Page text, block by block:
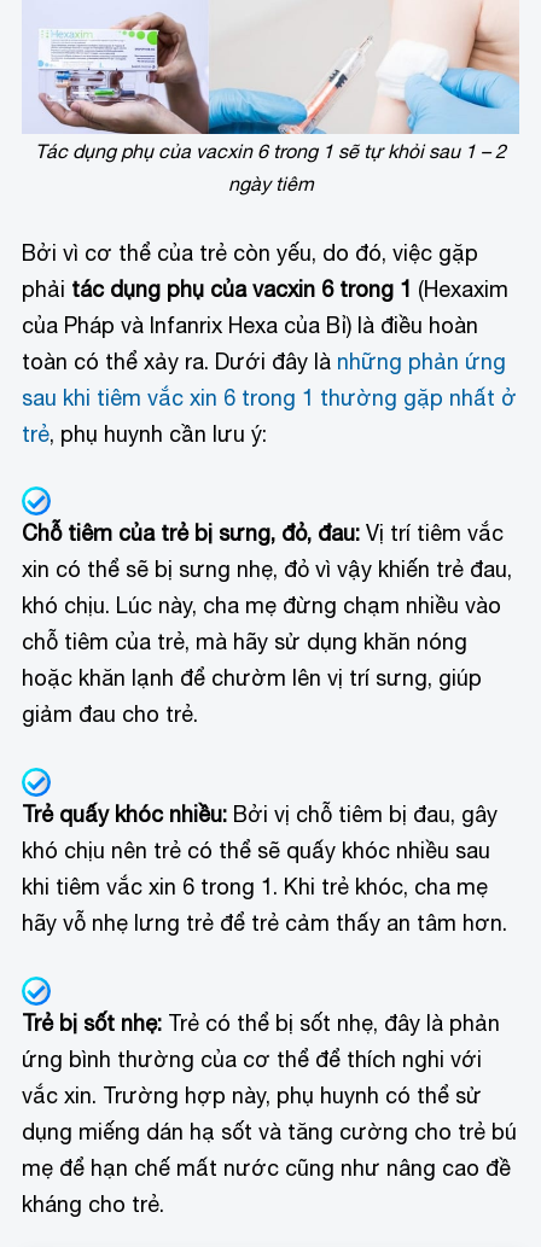
Tác dụng phụ của vacxin 6 trong 1 sẽ tự khỏi sau 1 – 2
ngày tiêm
Bởi vì cơ thể của trẻ còn yếu, do đó, việc gặp
phải tác dụng phụ của vacxin 6 trong 1 (Hexaxim
của Pháp và Infanrix Hexa của Bỉ) là điều hoàn
toàn có thể xảy ra. Dưới đây là những phản ứng
sau khi tiêm vắc xin 6 trong 1 thường gặp nhất ở
trẻ, phụ huynh cần lưu ý:
Chỗ tiêm của trẻ bị sưng, đỏ, đau: Vị trí tiêm vắc
xin có thể sẽ bị sưng nhẹ, đỏ vì vậy khiến trẻ đau,
khó chịu. Lúc này, cha mẹ đừng chạm nhiều vào
chỗ tiêm của trẻ, mà hãy sử dụng khăn nóng
hoặc khăn lạnh để chườm lên vị trí sưng, giúp
giảm đau cho trẻ.
Trẻ quấy khóc nhiều: Bởi vị chỗ tiêm bị đau, gây
khó chịu nên trẻ có thể sẽ quấy khóc nhiều sau
khi tiêm vắc xin 6 trong 1. Khi trẻ khóc, cha mẹ
hãy vỗ nhẹ lưng trẻ để trẻ cảm thấy an tâm hơn.
Trẻ bị sốt nhẹ: Trẻ có thể bị sốt nhẹ, đây là phản
ứng bình thường của cơ thể để thích nghi với
vắc xin. Trường hợp này, phụ huynh có thể sử
dụng miếng dán hạ sốt và tăng cường cho trẻ bú
mẹ để hạn chế mất nước cũng như nâng cao đề
kháng cho trẻ.